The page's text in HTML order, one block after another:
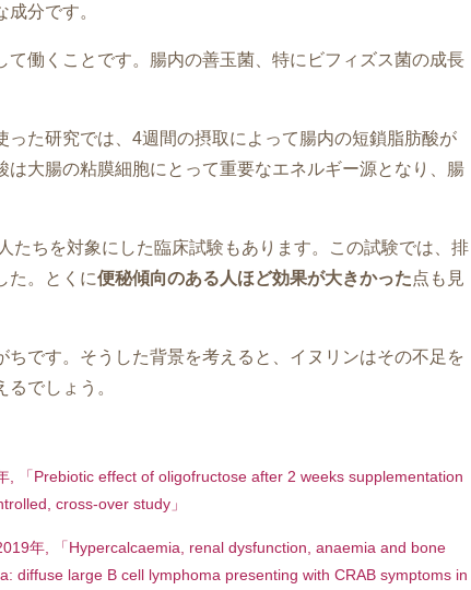
分です。
働くことです。腸内の善玉菌、特にビフィズス菌の成長
た研究では、4週間の摂取によって腸内の短鎖脂肪酸が
大腸の粘膜細胞にとって重要なエネルギー源となり、腸
たちを対象にした臨床試験もあります。この試験では、排
た。とくに便秘傾向のある人ほど効果が大きかった点も見
です。そうした背景を考えると、イヌリンはその不足を
でしょう。
「Prebiotic effect of oligofructose after 2 weeks supplementation
cross-over study」
年, 「Hypercalcaemia, renal dysfunction, anaemia and bone
diffuse large B cell lymphoma presenting with CRAB symptoms in